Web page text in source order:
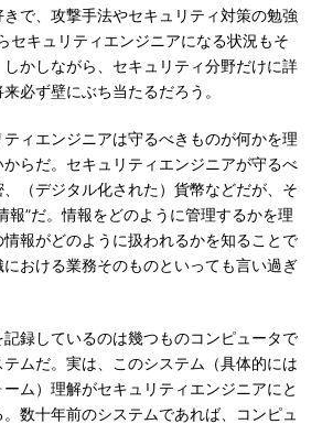
で、攻撃手法やセキュリティ対策の勉強
セキュリティエンジニアになる状況もそ
かしながら、セキュリティ分野だけに詳
必ず壁にぶち当たるだろう。
ィエンジニアは守るべきものが何かを理
らだ。セキュリティエンジニアが守るべ
（デジタル化された）貨幣などだが、そ
報”だ。情報をどのように管理するかを理
報がどのように扱われるかを知ることで
おける業務そのものといっても言い過ぎ
録しているのは幾つものコンピュータで
ムだ。実は、このシステム（具体的には
ム）理解がセキュリティエンジニアにと
数十年前のシステムであれば、コンピュ